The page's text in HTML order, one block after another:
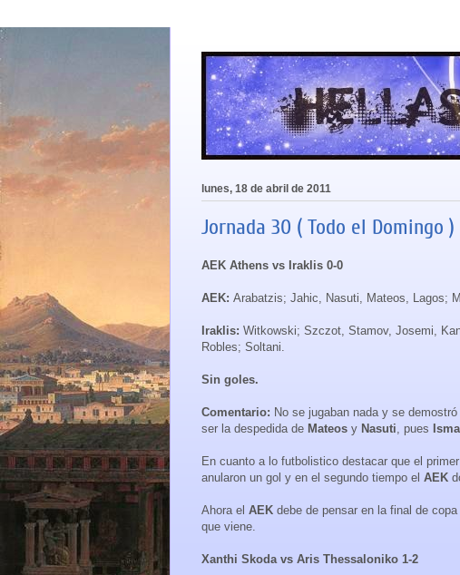
lunes, 18 de abril de 2011
Jornada 30 ( Todo el Domingo )
AEK Athens vs Iraklis 0-0
AEK: Arabatzis; Jahic, Nasuti, Mateos, Lagos;
Iraklis: Witkowski; Szczot, Stamov, Josemi,
Robles; Soltani.
Sin goles.
Comentario: No se jugaban nada y se
ser la despedida de Mateos y Nasuti , pues
En cuanto a lo futbolistico destacar que el
anularon un gol y en el segundo tiempo el AEK
Ahora el AEK debe de pensar en la final de copa
que viene.
Xanthi Skoda vs Aris Thessaloniko 1-2